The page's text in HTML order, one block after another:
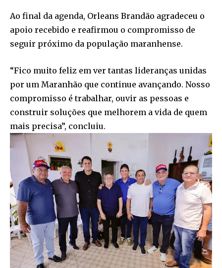
Ao final da agenda, Orleans Brandão agradeceu o
apoio recebido e reafirmou o compromisso de
seguir próximo da população maranhense.
“Fico muito feliz em ver tantas lideranças unidas
por um Maranhão que continue avançando. Nosso
compromisso é trabalhar, ouvir as pessoas e
construir soluções que melhorem a vida de quem
mais precisa”, concluiu.